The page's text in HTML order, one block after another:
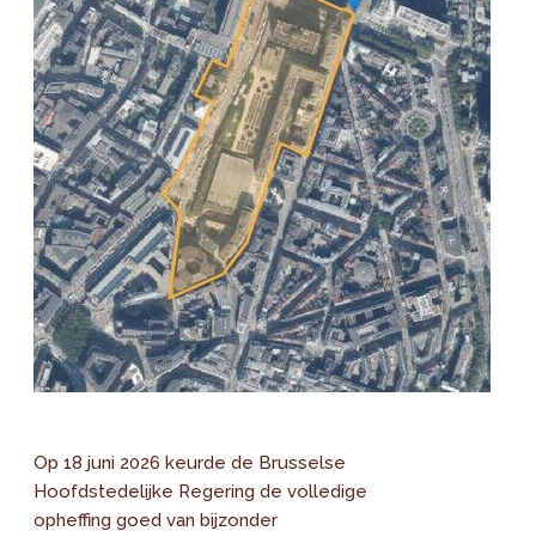
Op 18 juni 2026 keurde de Brusselse
Hoofdstedelijke Regering de volledige
opheffing goed van bijzonder